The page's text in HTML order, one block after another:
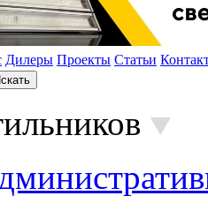
Дилеры Проекты Статьи